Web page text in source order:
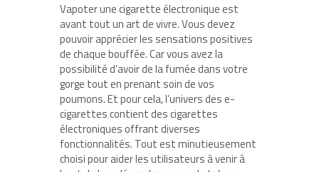
Vapoter une cigarette électronique est
avant tout un art de vivre. Vous devez
pouvoir apprécier les sensations positives
de chaque bouffée. Car vous avez la
possibilité d’avoir de la fumée dans votre
gorge tout en prenant soin de vos
poumons. Et pour cela, l’univers des e-
cigarettes contient des cigarettes
électroniques offrant diverses
fonctionnalités. Tout est minutieusement
choisi pour aider les utilisateurs à venir à